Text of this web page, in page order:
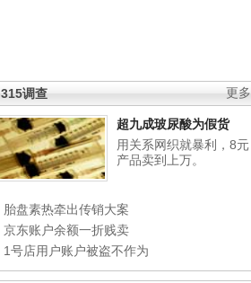
更多
315调查
超九成玻尿酸为假货
用关系网织就暴利，8元
产品卖到上万。
胎盘素热牵出传销大案
京东账户余额一折贱卖
1号店用户账户被盗不作为